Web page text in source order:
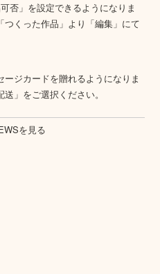
否」を設定できるようになりま
つくった作品」より「編集」にて
ジカードを贈れるようになりま
」をご選択ください。
を見る